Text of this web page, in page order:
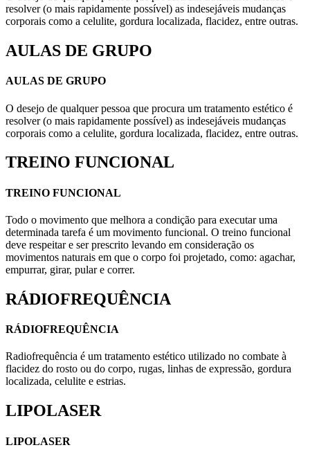
resolver (o mais rapidamente possível) as indesejáveis mudanças
corporais como a celulite, gordura localizada, flacidez, entre outras.
AULAS DE GRUPO
AULAS DE GRUPO
O desejo de qualquer pessoa que procura um tratamento estético é
resolver (o mais rapidamente possível) as indesejáveis mudanças
corporais como a celulite, gordura localizada, flacidez, entre outras.
TREINO FUNCIONAL
TREINO FUNCIONAL
Todo o movimento que melhora a condição para executar uma
determinada tarefa é um movimento funcional. O treino funcional
deve respeitar e ser prescrito levando em consideração os
movimentos naturais em que o corpo foi projetado, como: agachar,
empurrar, girar, pular e correr.
RÁDIOFREQUÊNCIA
RÁDIOFREQUÊNCIA
Radiofrequência é um tratamento estético utilizado no combate à
flacidez do rosto ou do corpo, rugas, linhas de expressão, gordura
localizada, celulite e estrias.
LIPOLASER
LIPOLASER